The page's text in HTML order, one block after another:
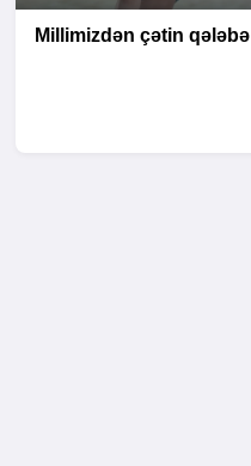
Millimizdən çətin qələbə